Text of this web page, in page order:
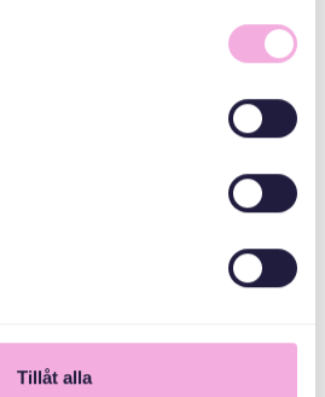
Tillåt alla